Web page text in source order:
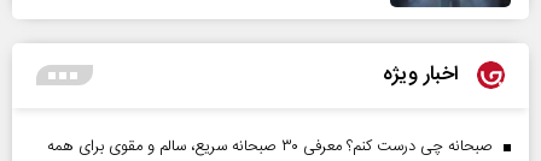
اخبار ویژه
صبحانه چی درست کنم؟ معرفی ۳۰ صبحانه سریع، سالم و مقوی برای همه